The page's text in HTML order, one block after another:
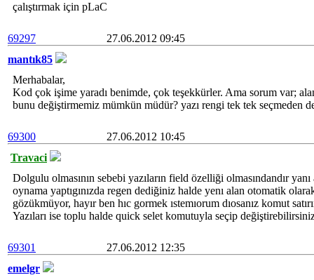
çalıştırmak için pLaC
69297
27.06.2012 09:45
mantık85
Merhabalar,
Kod çok işime yaradı benimde, çok teşekkürler. Ama sorum var;
bunu değiştirmemiz mümkün müdür? yazı rengi tek tek seçmeden
69300
27.06.2012 10:45
Travaci
Dolgulu olmasının sebebi yazıların field özelliği olmasındandır yanı
oynama yaptıgınızda regen dediğiniz halde yenı alan otomatik
gözükmüyor, hayır ben hıc gormek ıstemıorum dıosanız komut
Yazıları ise toplu halde quick selet komutuyla seçip
69301
27.06.2012 12:35
emelgr